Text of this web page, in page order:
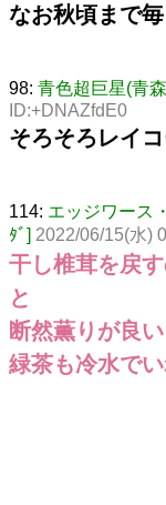
なお秋頃まで
98: 青色超巨星(青
ID:+DNAZfdE0
そろそろレイ
114: エッジワース
ﾀﾞ] 2022/06/15(水)
干し椎茸を戻
と
断然薫りが良
緑茶も冷水で